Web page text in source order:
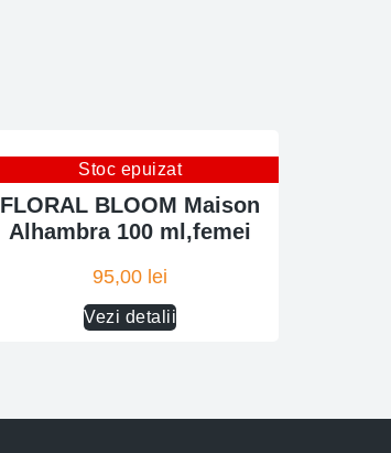
Stoc epuizat
FLORAL BLOOM Maison
Alhambra 100 ml,femei
95,00 lei
Vezi detalii